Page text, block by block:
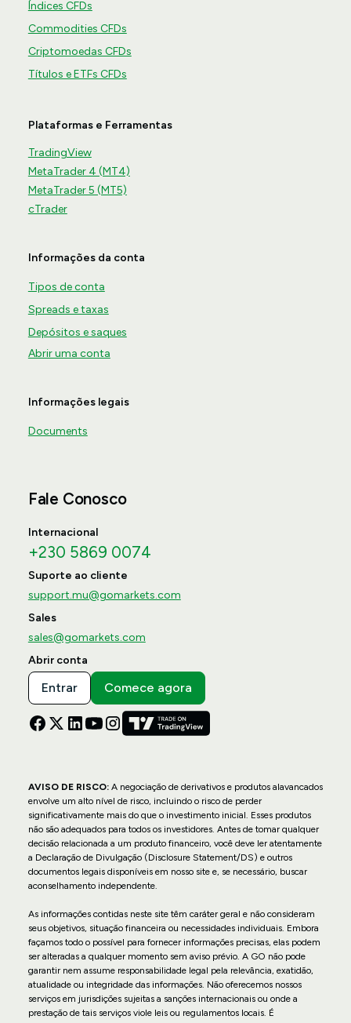
Índices CFDs
Commodities CFDs
Criptomoedas CFDs
Títulos e ETFs CFDs
Plataformas e Ferramentas
TradingView
MetaTrader 4 (MT4)
MetaTrader 5 (MT5)
cTrader
Informações da conta
Tipos de conta
Spreads e taxas
Depósitos e saques
Abrir uma conta
Informações legais
Documents
Fale Conosco
Internacional
+230 5869 0074
Suporte ao cliente
support.mu@gomarkets.com
Sales
sales@gomarkets.com
Abrir conta
Entrar Comece agora
AVISO DE RISCO:A negociação de derivativos e produtos alavancados
envolve um alto nível de risco, incluindo o risco de perder
significativamente mais do que o investimento inicial. Esses produtos
não são adequados para todos os investidores. Antes de tomar qualquer
decisão relacionada a um produto financeiro, você deve ler atentamente
a Declaração de Divulgação (Disclosure Statement/DS) e outros
documentos legais disponíveis em nosso site e, se necessário, buscar
aconselhamento independente.
As informações contidas neste site têm caráter geral e não consideram
seus objetivos, situação financeira ou necessidades individuais. Embora
façamos todo o possível para fornecer informações precisas, elas podem
ser alteradas a qualquer momento sem aviso prévio. A GO não pode
garantir nem assume responsabilidade legal pela relevância, exatidão,
atualidade ou integridade das informações. Não oferecemos nossos
serviços em jurisdições sujeitas a sanções internacionais ou onde a
prestação de tais serviços viole leis ou regulamentos locais. É